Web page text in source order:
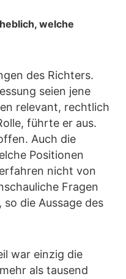
welche
des Richters.
seien jene
relevant, rechtlich
führte er aus.
Auch die
Positionen
nicht von
Fragen
die Aussage des
war einzig die
als tausend